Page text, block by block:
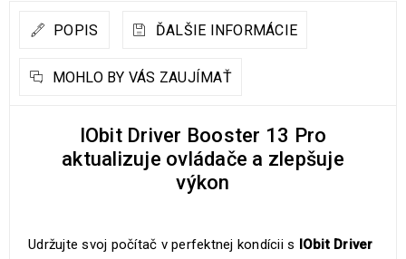
POPIS ĎALŠIE INFORMÁCIE
MOHLO BY VÁS ZAUJÍMAŤ
IObit Driver Booster 13 Pro
aktualizuje ovládače a zlepšuje
výkon
Udržujte svoj počítač v perfektnej kondícii s IObit Driver